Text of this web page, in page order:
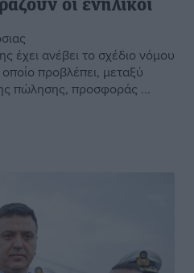
οι ενήλικοι
έχει ανέβει το σχέδιο νόμου
προβλέπει, μεταξύ
πώλησης, προσφοράς ...